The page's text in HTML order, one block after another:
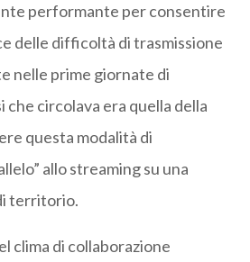
performante per consentire
delle difficoltà di trasmissione
nelle prime giornate di
che circolava era quella della
questa modalità di
allo streaming su una
territorio.
clima di collaborazione